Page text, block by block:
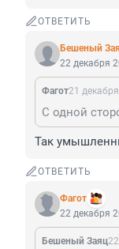
ОТВЕТИТЬ
Бешеный
22 декабря
Фагот21
Так
ОТВЕТИТЬ
Фагот
22 декабря
Бешеный Заяц